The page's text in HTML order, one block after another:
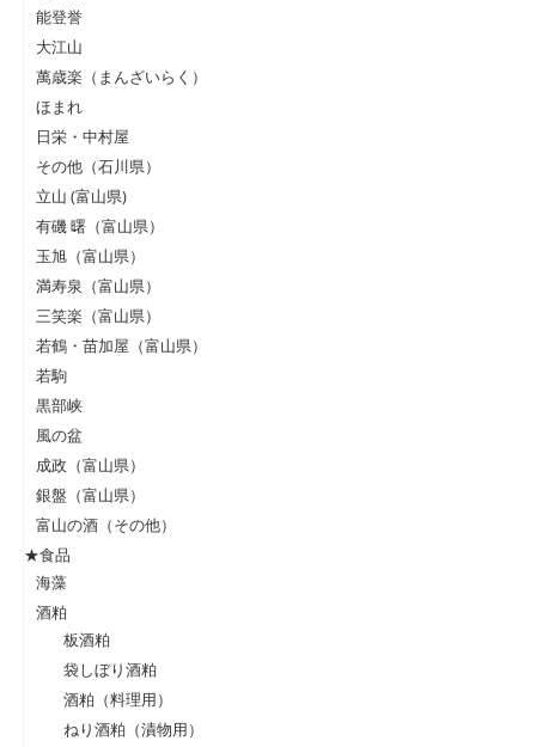
能登誉
大江山
萬歳楽（まんざいらく）
ほまれ
日栄・中村屋
その他（石川県）
立山 (富山県)
有磯 曙（富山県）
玉旭（富山県）
満寿泉（富山県）
三笑楽（富山県）
若鶴・苗加屋（富山県）
若駒
黒部峡
風の盆
成政（富山県）
銀盤（富山県）
富山の酒（その他）
★食品
海藻
酒粕
板酒粕
袋しぼり酒粕
酒粕（料理用）
ねり酒粕（漬物用）